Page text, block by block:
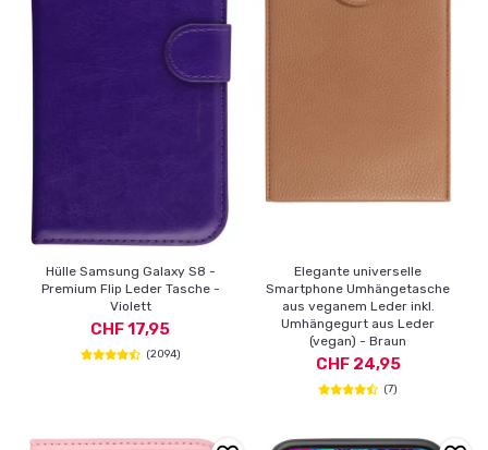
Hülle Samsung Galaxy S8 -
Premium Flip Leder Tasche -
Violett
CHF 17,95
(2094)
Elegante universelle
Smartphone Umhängetasche
aus veganem Leder inkl.
Umhängegurt aus Leder
(vegan) - Braun
CHF 24,95
(7)